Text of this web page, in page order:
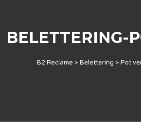
BELETTERING-
B2 Reclame > Belettering > Pot